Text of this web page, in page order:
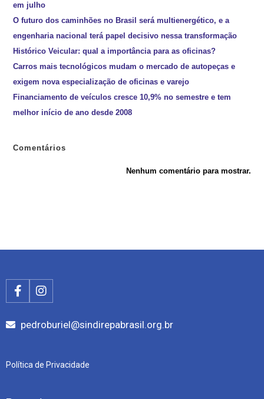
em julho
O futuro dos caminhões no Brasil será multienergético, e a
engenharia nacional terá papel decisivo nessa transformação
Histórico Veicular: qual a importância para as oficinas?
Carros mais tecnológicos mudam o mercado de autopeças e
exigem nova especialização de oficinas e varejo
Financiamento de veículos cresce 10,9% no semestre e tem
melhor início de ano desde 2008
Comentários
Nenhum comentário para mostrar.
pedroburiel@sindirepabrasil.org.br
Política de Privacidade